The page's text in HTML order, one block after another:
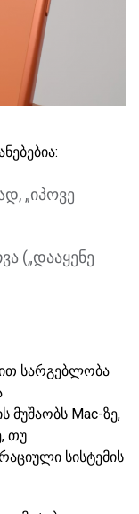
„იპოვე
(„დააყენე
სარგებლობა
Mac-ზე,
თუ
სისტემის